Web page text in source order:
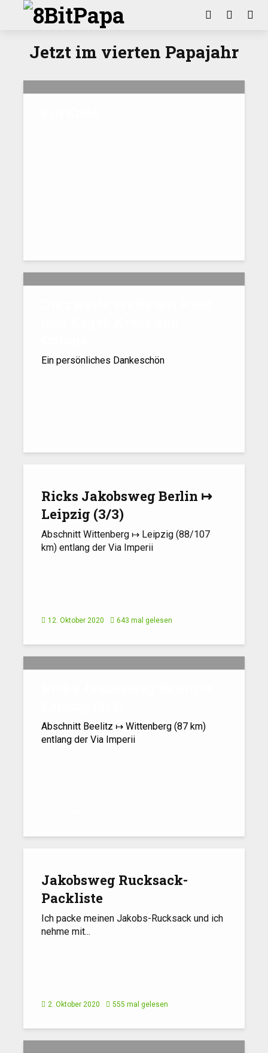
Jetzt im vierten Papajahr
Ein persönliches Dankeschön
Ricks Jakobsweg Berlin ↦
Leipzig (3/​3)
Abschnitt Wittenberg ↦ Leipzig (88/107
km) entlang der Via Imperii
12. Oktober 2020 643 mal gelesen
Abschnitt Beelitz ↦ Wittenberg (87 km)
entlang der Via Imperii
Jakobsweg Rucksack-
Packliste
Ich packe meinen Jakobs-Rucksack und ich
nehme mit...
2. Oktober 2020 555 mal gelesen